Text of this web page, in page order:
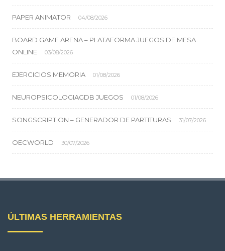
PAPER ANIMATOR 04/08/2026
BOARD GAME ARENA – PLATAFORMA JUEGOS DE MESA
ONLINE
03/08/2026
EJERCICIOS MEMORIA 01/08/2026
NEUROPSICOLOGIAGDB JUEGOS 01/08/2026
SONGSCRIPTION – GENERADOR DE PARTITURAS 31/07/2026
OECWORLD 30/07/2026
ÚLTIMAS HERRAMIENTAS